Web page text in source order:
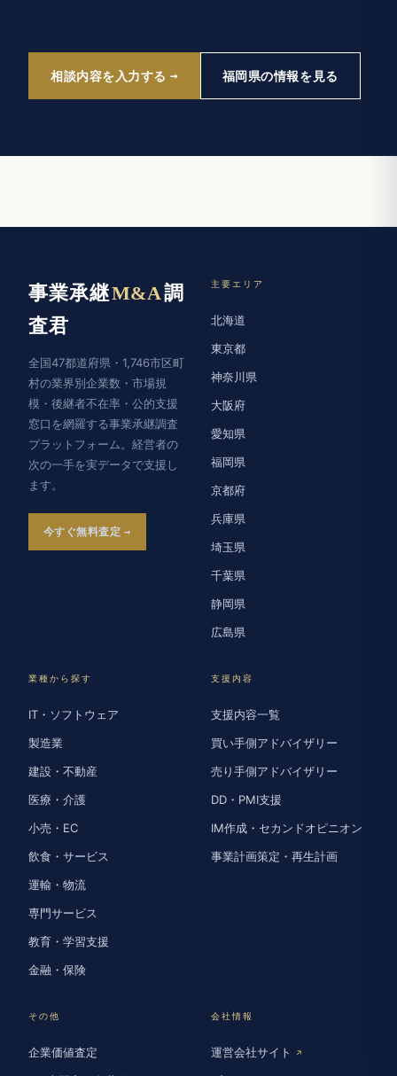
相談内容を入力する 福岡県の情報を見る
事業承継M&A調
査君
全国47都道府県・1,746市区町
村の業界別企業数・市場規
模・後継者不在率・公的支援
窓口を網羅する事業承継調査
プラットフォーム。経営者の
次の一手を実データで支援し
ます。
今すぐ無料査定
主要エリア
北海道
東京都
神奈川県
大阪府
愛知県
福岡県
京都府
兵庫県
埼玉県
千葉県
静岡県
広島県
業種から探す
IT・ソフトウェア
製造業
建設・不動産
医療・介護
小売・EC
飲食・サービス
運輸・物流
専門サービス
教育・学習支援
金融・保険
支援内容
支援内容一覧
買い手側アドバイザリー
売り手側アドバイザリー
DD・PMI支援
IM作成・セカンドオピニオン
事業計画策定・再生計画
その他
企業価値査定
会社情報
運営会社サイト ↗